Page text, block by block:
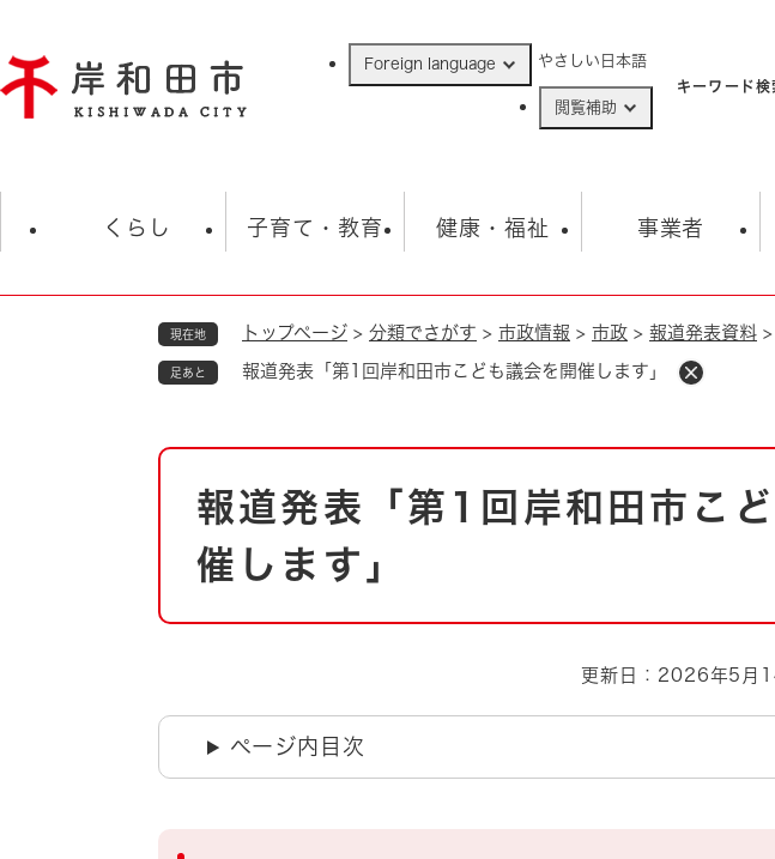
ジ
の
Foreign language やさしい日本語
閲覧補助
キーワード検
くらし
住民票・戸籍
ごみ・衛生・動物 救急・消防
防災・防犯 上水道・下水道
自然・環境・公園
引っ越し
道路・河川・交通
子育て・教育
学校 子育て
健康・福祉
福祉・健康・生活 生涯
事業者
入札・契約情
環境
観光 観光スポット
市の概要
市政
市役所・施設の案内
現在地 トップページ > 分類でさがす > 市政情報 > 市政 > 報道発表資料 >
足あと 報道発表「第1回岸和田市こども議会を開催します」
本
報道発表「第1回岸和田市こ
催します」
更新日：2026年5月
ページ内目次